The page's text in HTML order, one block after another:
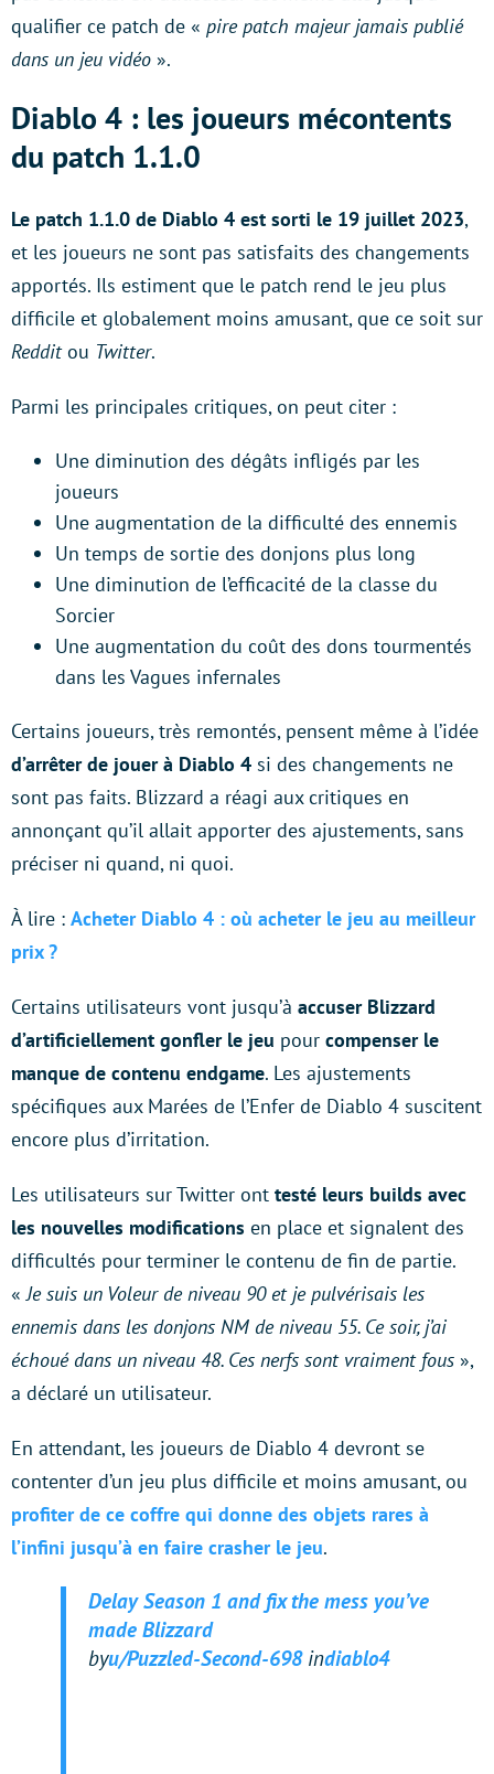
qualifier ce patch de « pire patch majeur jamais publié
dans un jeu vidéo ».
Diablo 4 : les joueurs mécontents
du patch 1.1.0
Le patch 1.1.0 de Diablo 4 est sorti le 19 juillet 2023,
et les joueurs ne sont pas satisfaits des changements
apportés. Ils estiment que le patch rend le jeu plus
difficile et globalement moins amusant, que ce soit sur
Redditou Twitter.
Parmi les principales critiques, on peut citer :
Une diminution des dégâts infligés par les
joueurs
Une augmentation de la difficulté des ennemis
Un temps de sortie des donjons plus long
Une diminution de l’efficacité de la classe du
Sorcier
Une augmentation du coût des dons tourmentés
dans les Vagues infernales
Certains joueurs, très remontés, pensent même à l’idée
d’arrêter de jouer à Diablo 4 si des changements ne
sont pas faits. Blizzard a réagi aux critiques en
annonçant qu’il allait apporter des ajustements, sans
préciser ni quand, ni quoi.
À lire : Acheter Diablo 4 : où acheter le jeu au meilleur
prix ?
Certains utilisateurs vont jusqu’à accuser Blizzard
d’artificiellement gonfler le jeu pour compenser le
manque de contenu endgame. Les ajustements
spécifiques aux Marées de l’Enfer de Diablo 4 suscitent
encore plus d’irritation.
Les utilisateurs sur Twitter ont testé leurs builds avec
les nouvelles modifications en place et signalent des
difficultés pour terminer le contenu de fin de partie.
«Je suis un Voleur de niveau 90 et je pulvérisais les
ennemis dans les donjons NM de niveau 55. Ce soir, j’ai
échoué dans un niveau 48. Ces nerfs sont vraiment fous »,
a déclaré un utilisateur.
En attendant, les joueurs de Diablo 4 devront se
contenter d’un jeu plus difficile et moins amusant, ou
profiter de ce coffre qui donne des objets rares à
l’infini jusqu’à en faire crasher le jeu.
Delay Season 1 and fix the mess you’ve
made Blizzard
byu/Puzzled-Second-698indiablo4